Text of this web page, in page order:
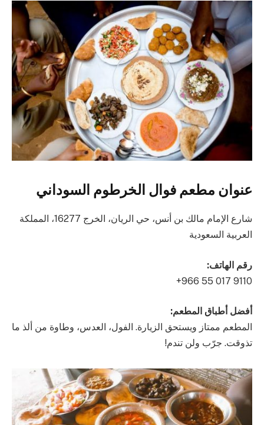
عنوان مطعم فوال الخرطوم السوداني
شارع الإمام مالك بن أنس، حي الريان، الخرج 16277، المملكة
العربية السعودية
رقم الهاتف:
أفضل أطباق المطعم:
المطعم ممتاز ويستحق الزيارة. الفول، العدس، وطاوة من ألذ ما
تذوقت. جرّب ولن تندم!